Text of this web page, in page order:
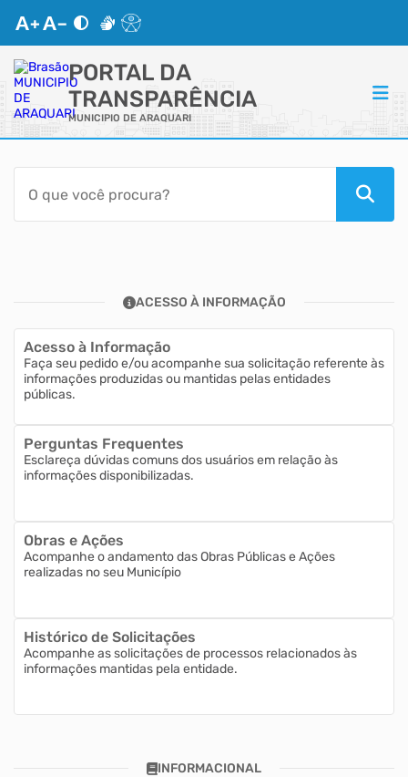
PORTAL DA
TRANSPARÊNCIA
MUNICIPIO DE ARAQUARI
ACESSO RÁPIDO
Acessibilidade
Autoatendimento
Mapa do Site
ACESSO À INFORMAÇÃO
Acesso à Informação
Faça seu pedido e/ou acompanhe sua solicitação referente às
informações produzidas ou mantidas pelas entidades
públicas.
Perguntas Frequentes
Esclareça dúvidas comuns dos usuários em relação às
informações disponibilizadas.
Obras e Ações
Acompanhe o andamento das Obras Públicas e Ações
realizadas no seu Município
Histórico de Solicitações
Acompanhe as solicitações de processos relacionados às
informações mantidas pela entidade.
INFORMACIONAL